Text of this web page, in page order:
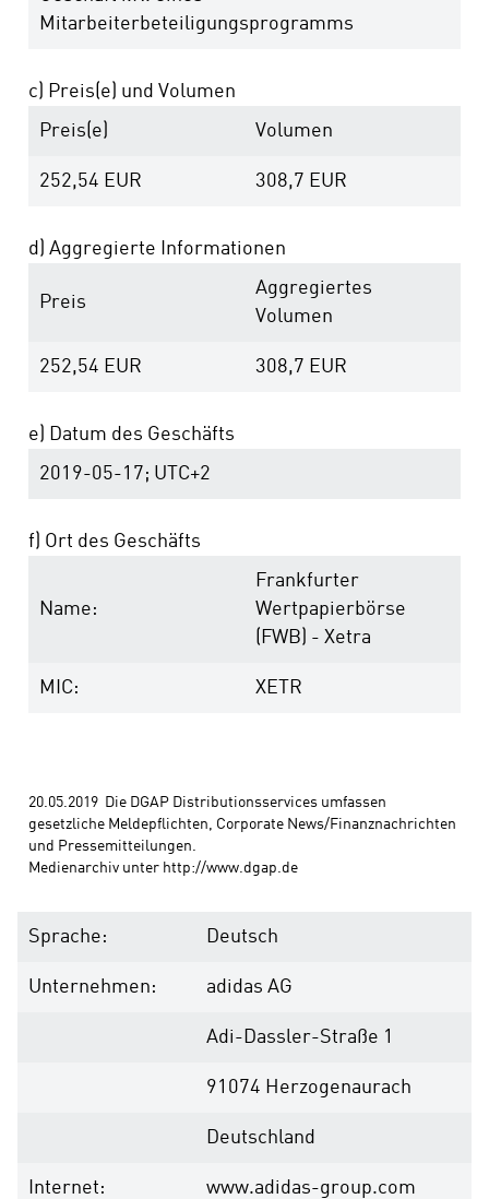
Mitarbeiterbeteiligungsprogramms
c) Preis(e) und Volumen
Preis(e)
Volumen
252,54 EUR 308,7 EUR
d) Aggregierte Informationen
Preis
Aggregiertes
Volumen
252,54 EUR 308,7 EUR
e) Datum des Geschäfts
2019-05-17; UTC+2
f) Ort des Geschäfts
Name:
Frankfurter
Wertpapierbörse
(FWB) - Xetra
MIC: XETR
20.05.2019  Die DGAP Distributionsservices umfassen
gesetzliche Meldepflichten, Corporate News/Finanznachrichten
und Pressemitteilungen.
Medienarchiv unter http://www.dgap.de
Sprache: Deutsch
Unternehmen: adidas AG
Adi-Dassler-Straße 1
91074 Herzogenaurach
Deutschland
Internet: www.adidas-group.com